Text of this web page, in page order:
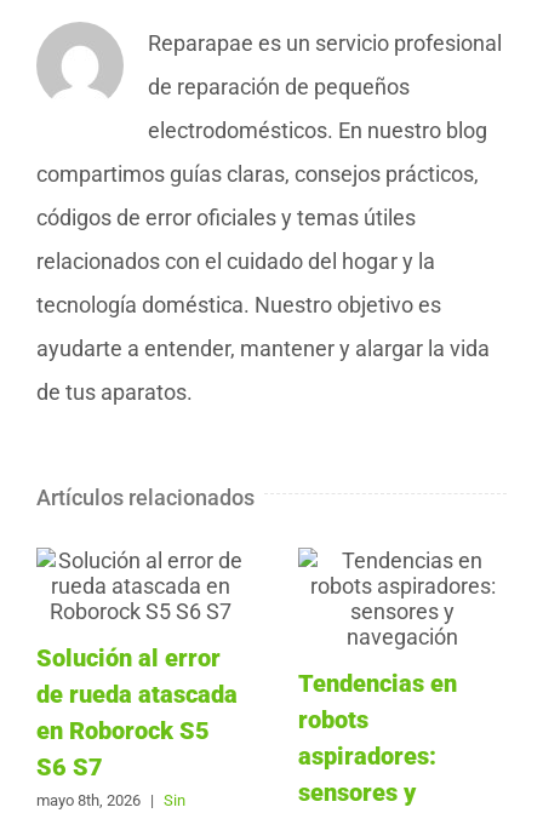
Reparapae es un servicio profesional
de reparación de pequeños
electrodomésticos. En nuestro blog
compartimos guías claras, consejos prácticos,
códigos de error oficiales y temas útiles
relacionados con el cuidado del hogar y la
tecnología doméstica. Nuestro objetivo es
ayudarte a entender, mantener y alargar la vida
de tus aparatos.
Artículos relacionados
Solución al error
de rueda atascada
en Roborock S5
S6 S7
mayo 8th, 2026 | Sin
Tendencias en
robots
aspiradores:
sensores y